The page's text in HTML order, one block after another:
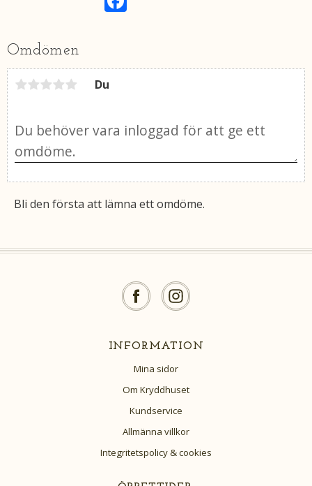
k
Omdömen
Du
Bli den första att lämna ett omdöme.
INFORMATION
Mina sidor
Om Kryddhuset
Kundservice
Allmänna villkor
Integritetspolicy & cookies